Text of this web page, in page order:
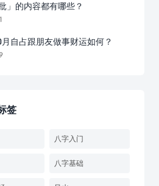
」的内容都有哪些？
自占跟朋友做事财运如何？
签
八字入门
八字基础